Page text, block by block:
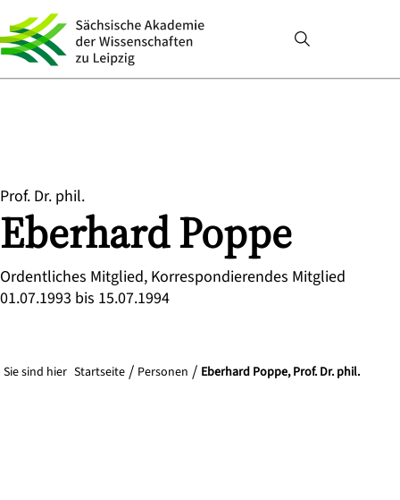
Prof. Dr. phil.
EberhardPoppe
Ordentliches Mitglied, Korrespondierendes Mitglied
01.07.1993 bis 15.07.1994
Sie sind hier Startseite Personen Eberhard Poppe, Prof. Dr. phil.